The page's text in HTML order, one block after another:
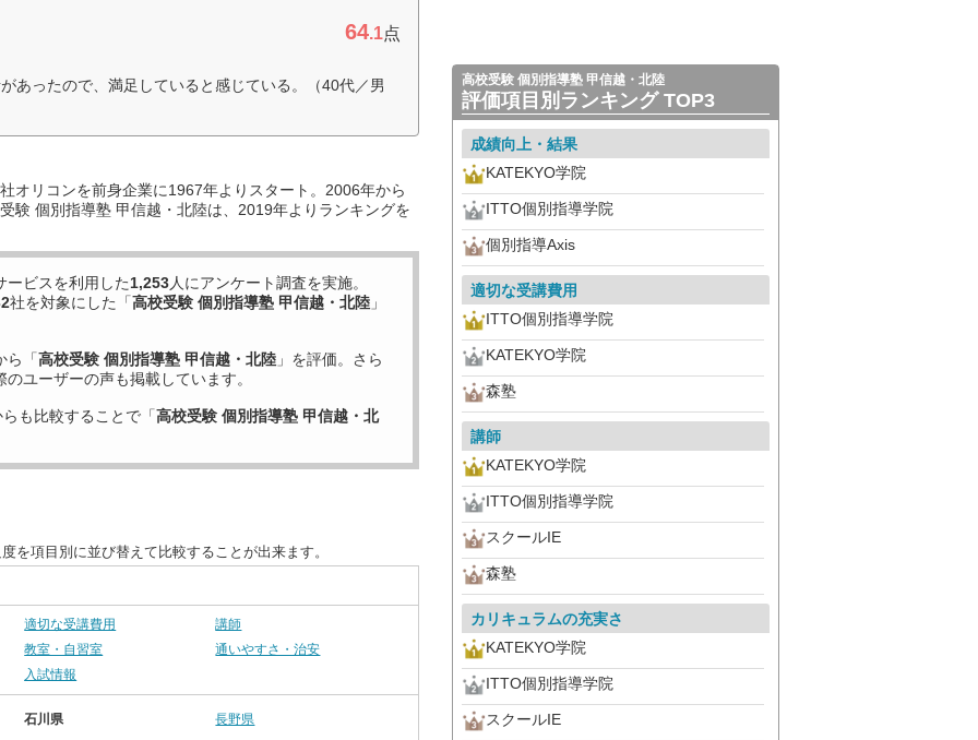
64.1点
あったので、満足していると感じている。（40代／男
オリコンを前身企業に1967年よりスタート。2006年から
験 個別指導塾 甲信越・北陸は、2019年よりランキングを
ービスを利用した1,253人にアンケート調査を実施。
社を対象にした「高校受験 個別指導塾 甲信越・北陸 」
ら「高校受験 個別指導塾 甲信越・北陸 」を評価。さら
ユーザーの声も掲載しています。
も比較することで「高校受験 個別指導塾 甲信越・北
を項目別に並び替えて比較することが出来ます。
適切な受講費用
講師
教室・自習室
通いやすさ・治安
入試情報
石川県 長野県
高校受験 個別指導塾 甲信越・北陸
評価項目別ランキング TOP3
成績向上・結果
KATEKYO学院
ITTO個別指導学院
個別指導Axis
適切な受講費用
ITTO個別指導学院
KATEKYO学院
森塾
講師
KATEKYO学院
ITTO個別指導学院
スクールIE
森塾
カリキュラムの充実さ
KATEKYO学院
ITTO個別指導学院
スクールIE